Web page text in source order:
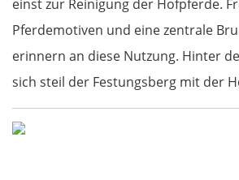
einst zur Reinigung der Hofpferde.
Pferdemotiven und eine zentrale
erinnern an diese Nutzung. Hinter
sich steil der Festungsberg mit der